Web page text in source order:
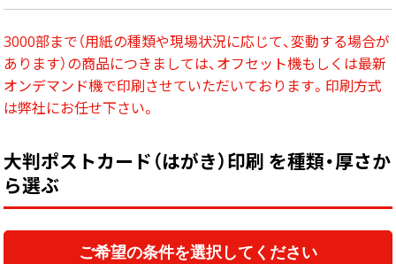
3000部まで（用紙の種類や現場状況に応じて、変動する場合が
あります）の商品につきましては、オフセット機もしくは最新
オンデマンド機で印刷させていただいております。印刷方式
は弊社にお任せ下さい。
大判ポストカード（はがき）印刷 を種類・厚さか
ら選ぶ
ご希望の条件を選択してください